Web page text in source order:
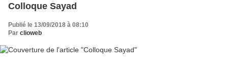
Colloque Sayad
Publié le 13/09/2018 à 08:10
Par clioweb